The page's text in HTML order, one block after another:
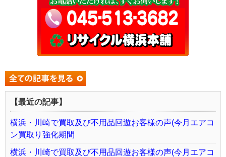
【最近の記事】
横浜・川崎で買取及び不用品回遊お客様の声(今月エアコ
ン買取り強化期間
横浜・川崎で買取及び不用品回遊お客様の声(今月エアコ